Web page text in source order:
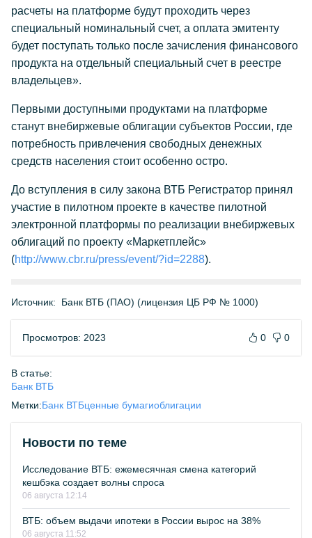
расчеты на платформе будут проходить через
специальный номинальный счет, а оплата эмитенту
будет поступать только после зачисления финансового
продукта на отдельный специальный счет в реестре
владельцев».
Первыми доступными продуктами на платформе
станут внебиржевые облигации субъектов России, где
потребность привлечения свободных денежных
средств населения стоит особенно остро.
До вступления в силу закона ВТБ Регистратор принял
участие в пилотном проекте в качестве пилотной
электронной платформы по реализации внебиржевых
облигаций по проекту «Маркетплейс»
(http://www.cbr.ru/press/event/?id=2288).
Источник: Банк ВТБ (ПАО) (лицензия ЦБ РФ № 1000)
Просмотров: 2023 0 0
В статье:
Банк ВТБ
Метки:Банк ВТБценные бумагиоблигации
Новости по теме
Исследование ВТБ: ежемесячная смена категорий
кешбэка создает волны спроса
06 августа 12:14
ВТБ: объем выдачи ипотеки в России вырос на 38%
06 августа 11:52